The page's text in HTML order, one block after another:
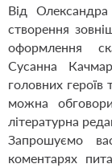
Від Олександра
створення
оформлення
Сусанна
головних героїв
можна
літературна
Запрошуємо
коментарях